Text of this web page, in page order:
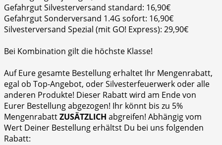
Gefahrgut Silvesterversand standard: 16,90€
Gefahrgut Sonderversand 1.4G sofort: 16,90€
Silvesterversand Spezial (mit GO! Express): 29,90€
Bei Kombination gilt die höchste Klasse!
Auf Eure gesamte Bestellung erhaltet Ihr Mengenrabatt,
egal ob Top-Angebot, oder Silvesterfeuerwerk oder alle
anderen Produkte! Dieser Rabatt wird am Ende von
Eurer Bestellung abgezogen! Ihr könnt bis zu 5%
MengenrabattZUSÄTZLICH abgreifen! Abhängig vom
Wert Deiner Bestellung erhältst Du bei uns folgenden
Rabatt: